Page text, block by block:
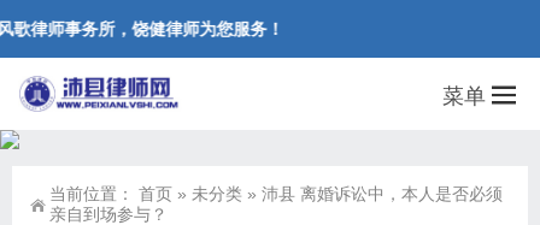
律师事务所，饶健律师为您服务！
菜单
当前位置： 首页 » 未分类 » 沛县 离婚诉讼中，本人是否必须
亲自到场参与？